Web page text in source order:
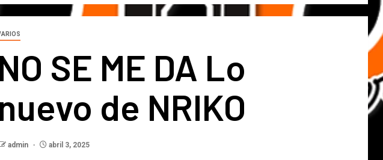
NO SE ME DA Lo
nuevo de NRIKO
admin abril 3, 2025